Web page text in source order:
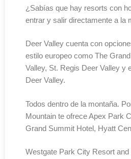
¿Sabías que hay resorts con
entrar y salir directamente a la
Deer Valley cuenta con
estilo europeo como The
Valley, St. Regis Deer Valley y
Deer Valley.
Todos dentro de la montaña.
Mountain te ofrece Apex Park
Grand Summit Hotel, Hyatt
Westgate Park City Resort